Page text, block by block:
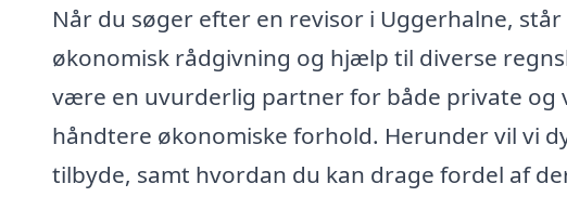
Når du søger efter en revisor i Uggerhalne,
økonomisk rådgivning og hjælp til diverse
være en uvurderlig partner for både private og
håndtere økonomiske forhold. Herunder vil vi
tilbyde, samt hvordan du kan drage fordel af